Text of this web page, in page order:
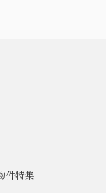
件特集